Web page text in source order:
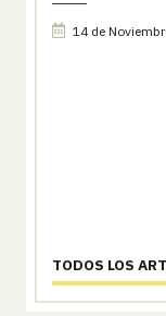
14 de
TODOS LOS